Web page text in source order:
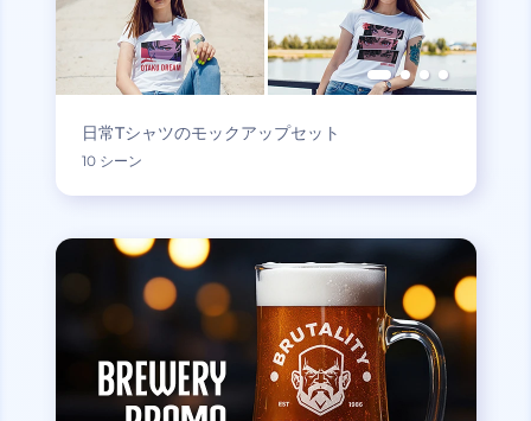
日常Tシャツのモックアップセット
10 シーン